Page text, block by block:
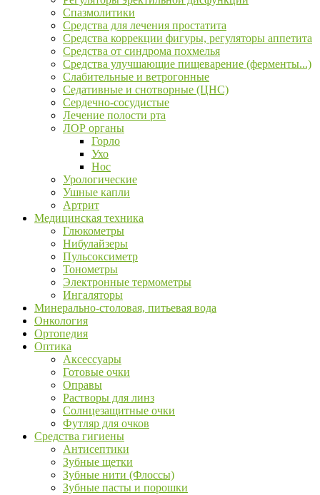
Спазмолитики
Средства для лечения простатита
Средства коррекции фигуры, регуляторы аппетита
Средства от синдрома похмелья
Средства улучшающие пищеварение (ферменты...)
Слабительные и ветрогонные
Седативные и снотворные (ЦНС)
Сердечно-сосудистые
Лечение полости рта
ЛОР органы
Горло
Ухо
Нос
Урологические
Ушные капли
Артрит
Медицинская техника
Глюкометры
Нибулайзеры
Пульсоксиметр
Тонометры
Электронные термометры
Ингаляторы
Минерально-столовая, питьевая вода
Онкология
Ортопедия
Оптика
Аксессуары
Готовые очки
Оправы
Растворы для линз
Солнцезащитные очки
Футляр для очков
Средства гигиены
Антисептики
Зубные щетки
Зубные нити (Флоссы)
Зубные пасты и порошки